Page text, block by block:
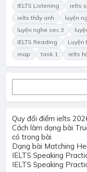
IELTS Listening ielts
ielts thầy anh
luyện
luyện nghe sec 3
IELTS Reading
Luyện
map
task 1 ielts
Quy đổi điểm ielts
Cách làm dạng bài
có trong bài
Dạng bài Matching
IELTS Speaking
IELTS Speaking